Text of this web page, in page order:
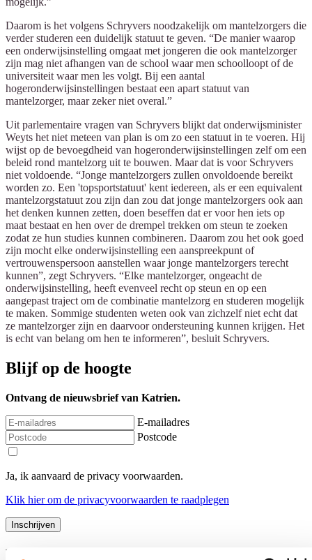
Daarom is het volgens Schryvers noodzakelijk om mantelzorgers die
verder studeren een duidelijk statuut te geven. “De manier waarop
een onderwijsinstelling omgaat met jongeren die ook mantelzorger
zijn mag niet afhangen van de school waar men schoolloopt of de
universiteit waar men les volgt. Bij een aantal
hogeronderwijsinstellingen bestaat een apart statuut van
mantelzorger, maar zeker niet overal.”
Uit parlementaire vragen van Schryvers blijkt dat onderwijsminister
Weyts het niet meteen van plan is om zo een statuut in te voeren. Hij
wijst op de bevoegdheid van hogeronderwijsinstellingen zelf om een
beleid rond mantelzorg uit te bouwen. Maar dat is voor Schryvers
niet voldoende. “Jonge mantelzorgers zullen onvoldoende bereikt
worden zo. Een 'topsportstatuut' kent iedereen, als er een equivalent
mantelzorgstatuut zou zijn dan zou dat jonge mantelzorgers ook aan
het denken kunnen zetten, doen beseffen dat er voor hen iets op
maat bestaat en hen over de drempel trekken om steun te zoeken
zodat ze hun studies kunnen combineren. Daarom zou het ook goed
zijn mocht elke onderwijsinstelling een aanspreekpunt of
vertrouwenspersoon aanstellen waar jonge mantelzorgers terecht
kunnen”, zegt Schryvers. “Elke mantelzorger, ongeacht de
onderwijsinstelling, heeft evenveel recht op steun en op een
aangepast traject om de combinatie mantelzorg en studeren mogelijk
te maken. Sommige studenten weten ook van zichzelf niet echt dat
ze mantelzorger zijn en daarvoor ondersteuning kunnen krijgen. Het
is echt van belang om hen te informeren”, besluit Schryvers.
Blijf op de hoogte
Ontvang de nieuwsbrief van Katrien.
E-mailadres
Postcode
Ja, ik aanvaard de privacy voorwaarden.
Klik hierom de privacyvoorwaarden te raadplegen
Nieuws